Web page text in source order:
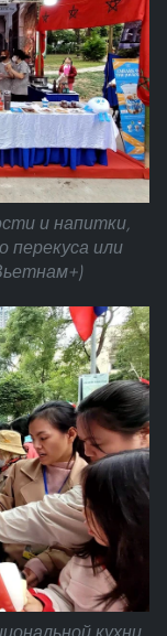
и напитки,
перекуса или